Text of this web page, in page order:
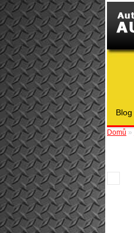
Blog
Domů »